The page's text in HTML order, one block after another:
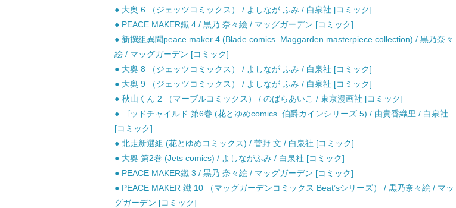
● 大奥 6 （ジェッツコミックス） / よしなが ふみ / 白泉社 [コミック]
● PEACE MAKER鐵 4 / 黒乃 奈々絵 / マッグガーデン [コミック]
● 新撰組異聞peace maker 4 (Blade comics. Maggarden masterpiece collection) / 黒乃奈々
絵 / マッグガーデン [コミック]
● 大奥 8 （ジェッツコミックス） / よしなが ふみ / 白泉社 [コミック]
● 大奥 9 （ジェッツコミックス） / よしなが ふみ / 白泉社 [コミック]
● 秋山くん 2 （マーブルコミックス） / のばらあいこ / 東京漫画社 [コミック]
● ゴッドチャイルド 第6巻 (花とゆめcomics. 伯爵カインシリーズ 5) / 由貴香織里 / 白泉社
[コミック]
● 北走新選組 (花とゆめコミックス) / 菅野 文 / 白泉社 [コミック]
● 大奥 第2巻 (Jets comics) / よしながふみ / 白泉社 [コミック]
● PEACE MAKER鐵 3 / 黒乃 奈々絵 / マッグガーデン [コミック]
● PEACE MAKER 鐵 10 （マッグガーデンコミックス Beat’sシリーズ） / 黒乃奈々絵 / マッ
グガーデン [コミック]